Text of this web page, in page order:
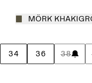
MÖRK
34 36 38